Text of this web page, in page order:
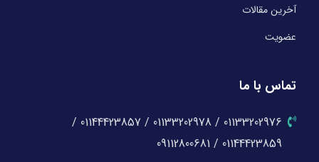
آخرین مقالات
عضویت
تماس با ما
01133202976 / 01133202978 / 01144423857 /
01144423859 / 09112800681